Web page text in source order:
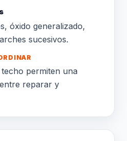
óxido generalizado,
sucesivos.
permiten una
reparar y